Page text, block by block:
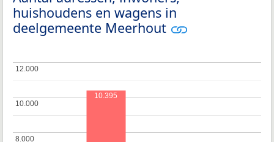
huishoudens en wagens in
deelgemeente Meerhout
8.000
8.000
10.000
10.000
12.000
12.000
10.395